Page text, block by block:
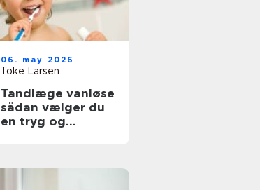
06. may 2026
Toke Larsen
Tandlæge vanløse
sådan vælger du
en tryg og